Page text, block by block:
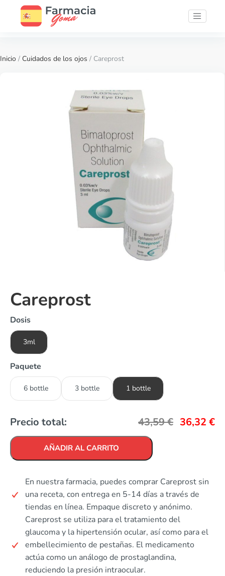
Inicio / Cuidados de los ojos / Careprost
Careprost
Dosis
3ml
Paquete
6 bottle 3 bottle 1 bottle
Precio total: 43,59€ 36,32 €
AÑADIR AL CARRITO
En nuestra farmacia, puedes comprar Careprost sin
una receta, con entrega en 5-14 días a través de
tiendas en línea. Empaque discreto y anónimo.
Careprost se utiliza para el tratamiento del
glaucoma y la hipertensión ocular, así como para el
embellecimiento de pestañas. El medicamento
actúa como un análogo de prostaglandina,
reduciendo la presión intraocular.